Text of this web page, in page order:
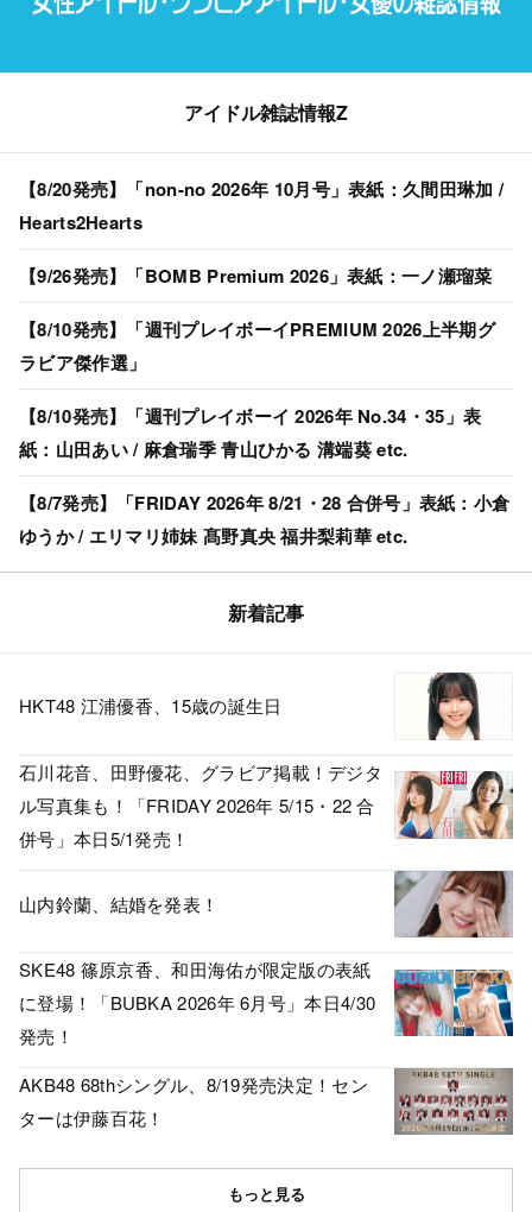
アイドル雑誌情報Z
【8/20発売】「non-no 2026年 10月号」表紙：久間田琳加 /
Hearts2Hearts
【9/26発売】「BOMB Premium 2026」表紙：一ノ瀬瑠菜
【8/10発売】「週刊プレイボーイPREMIUM 2026上半期グ
ラビア傑作選」
【8/10発売】「週刊プレイボーイ 2026年 No.34・35」表
紙：山田あい / 麻倉瑞季 青山ひかる 溝端葵 etc.
【8/7発売】「FRIDAY 2026年 8/21・28 合併号」表紙：小倉
ゆうか / エリマリ姉妹 髙野真央 福井梨莉華 etc.
新着記事
HKT48 江浦優香、15歳の誕生日
石川花音、田野優花、グラビア掲載！デジタ
ル写真集も！「FRIDAY 2026年 5/15・22 合
併号」本日5/1発売！
山内鈴蘭、結婚を発表！
SKE48 篠原京香、和田海佑が限定版の表紙
に登場！「BUBKA 2026年 6月号」本日4/30
発売！
AKB48 68thシングル、8/19発売決定！セン
ターは伊藤百花！
もっと見る